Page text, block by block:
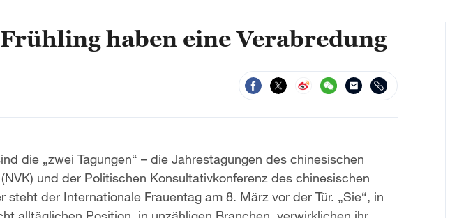
haben eine Verabredung
die „zwei Tagungen“ – die Jahrestagungen des chinesischen
und der Politischen Konsultativkonferenz des chinesischen
steht der Internationale Frauentag am 8. März vor der Tür. „Sie“, in